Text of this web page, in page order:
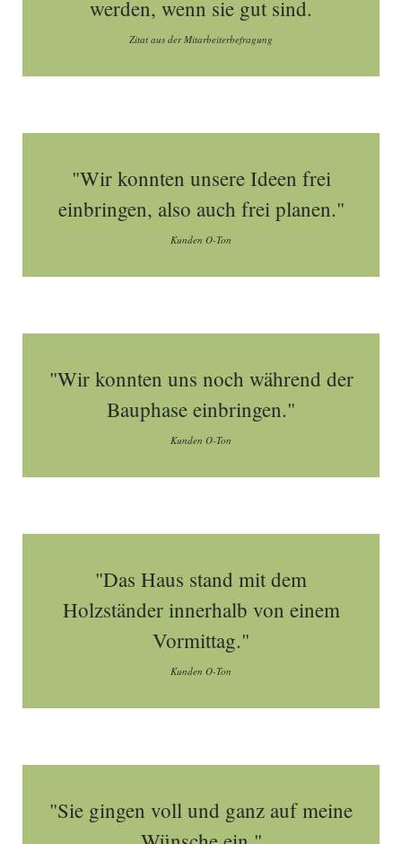
werden, wenn sie gut sind.
Zitat aus der Mitarbeiterbefragung
"Wir konnten unsere Ideen frei
einbringen, also auch frei planen."
Kunden O-Ton
"Wir konnten uns noch während der
Bauphase einbringen."
Kunden O-Ton
"Das Haus stand mit dem
Holzständer innerhalb von einem
Vormittag."
Kunden O-Ton
"Sie gingen voll und ganz auf meine